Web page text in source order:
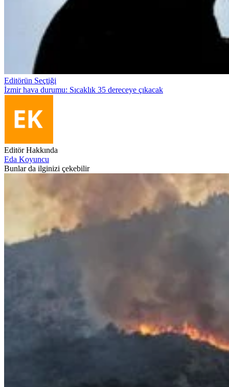
Editörün Seçtiği
İzmir hava durumu: Sıcaklık 35 dereceye çıkacak
Editör Hakkında
Eda Koyuncu
Bunlar da ilginizi çekebilir